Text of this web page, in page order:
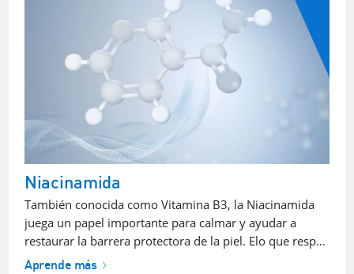
Niacinamida
También conocida como Vitamina B3, la Niacinamida
juega un papel importante para calmar y ayudar a
restaurar la barrera protectora de la piel. Elo que resp…
Aprende más